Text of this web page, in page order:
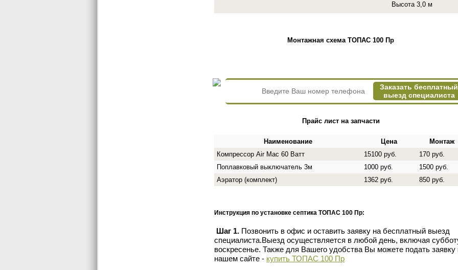
Высота 3,0 м
Монтажная схема ТОПАС 100 Пр
Заказать бесплатный
выезд специалиста
Прайс лист на запчасти
Наименование Цена
Монтаж
Компрессор Air Mac 60 Ватт
15100 руб.
170 руб.
Поплавковый выключатель 3м
1000 руб.
1500 руб.
Аэратор (комплект)
1362 руб. 850 руб.
Инструкция по установке септика ТОПАС 100 Пр:
Шаг 1. Позвонить в офис и оставить заявку на бесплатный выезд
специалиста.Выезд осуществляется в любой день, включая
воскресенье. Также для Вашего удобства Вы можете подать заявку
нашем сайте - купить ТОПАС 100 Пр